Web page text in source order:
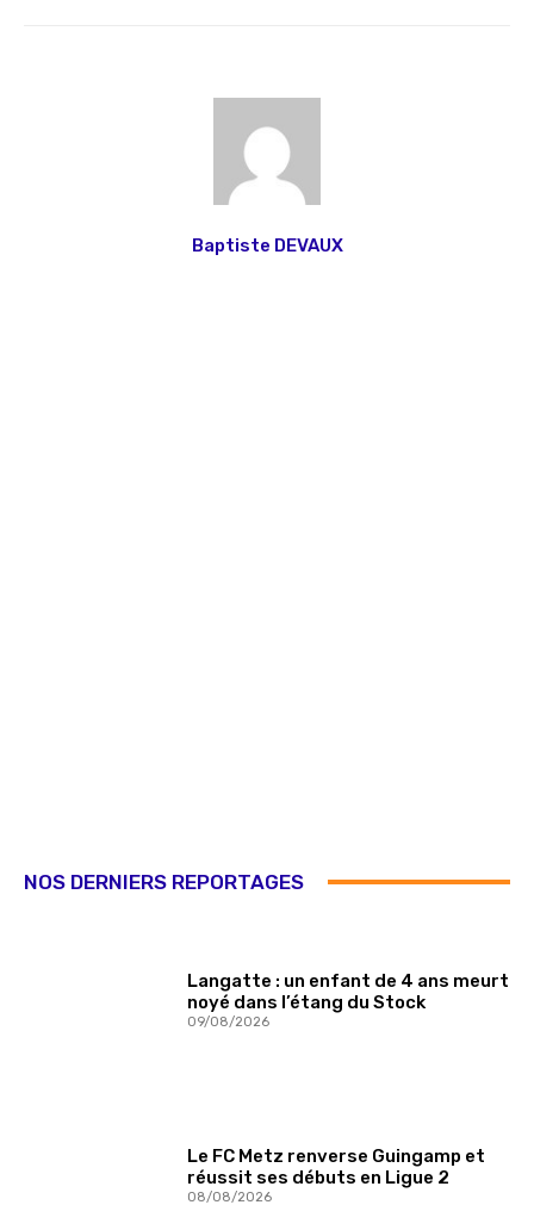
Baptiste DEVAUX
NOS DERNIERS REPORTAGES
Langatte : un enfant de 4 ans meurt
noyé dans l’étang du Stock
09/08/2026
Le FC Metz renverse Guingamp et
réussit ses débuts en Ligue 2
08/08/2026